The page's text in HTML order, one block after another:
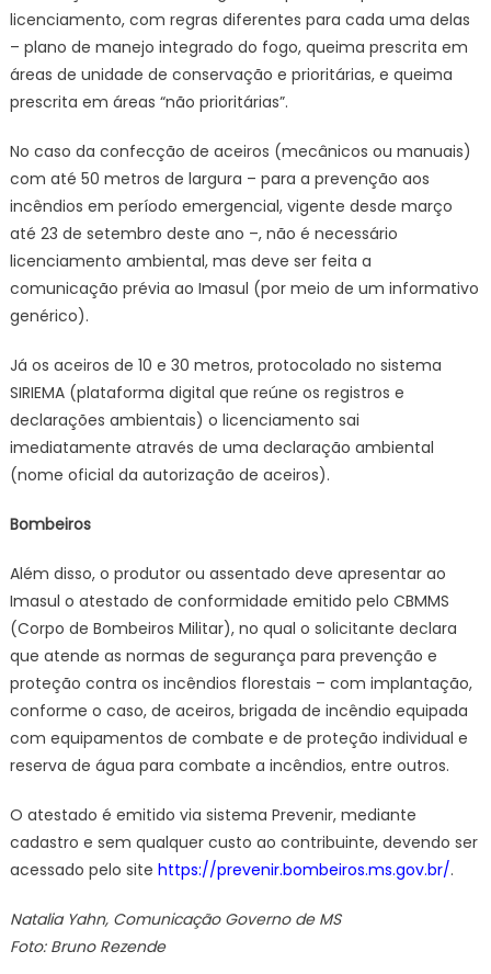
licenciamento, com regras diferentes para cada uma delas
– plano de manejo integrado do fogo, queima prescrita em
áreas de unidade de conservação e prioritárias, e queima
prescrita em áreas “não prioritárias”.
No caso da confecção de aceiros (mecânicos ou manuais)
com até 50 metros de largura – para a prevenção aos
incêndios em período emergencial, vigente desde março
até 23 de setembro deste ano –, não é necessário
licenciamento ambiental, mas deve ser feita a
comunicação prévia ao Imasul (por meio de um informativo
genérico).
Já os aceiros de 10 e 30 metros, protocolado no sistema
SIRIEMA (plataforma digital que reúne os registros e
declarações ambientais) o licenciamento sai
imediatamente através de uma declaração ambiental
(nome oficial da autorização de aceiros).
Bombeiros
Além disso, o produtor ou assentado deve apresentar ao
Imasul o atestado de conformidade emitido pelo CBMMS
(Corpo de Bombeiros Militar), no qual o solicitante declara
que atende as normas de segurança para prevenção e
proteção contra os incêndios florestais – com implantação,
conforme o caso, de aceiros, brigada de incêndio equipada
com equipamentos de combate e de proteção individual e
reserva de água para combate a incêndios, entre outros.
O atestado é emitido via sistema Prevenir, mediante
cadastro e sem qualquer custo ao contribuinte, devendo ser
acessado pelo site https://prevenir.bombeiros.ms.gov.br/.
Natalia Yahn, Comunicação Governo de MS
Foto: Bruno Rezende